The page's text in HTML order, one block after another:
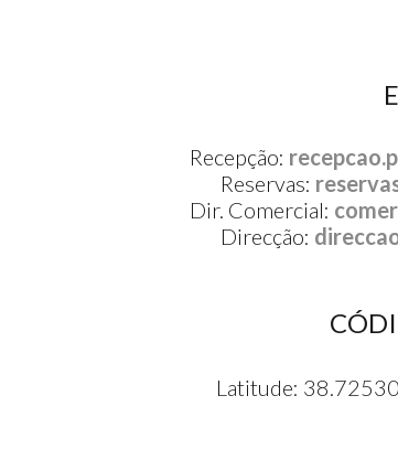
Recepção:
Reservas:
Dir. Comercial:
Direcção:
Latitude: